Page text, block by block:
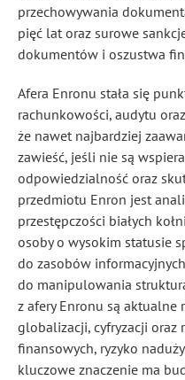
przechowywania
pięć lat oraz surowe
dokumentów i oszustwa
Afera Enronu stała się
rachunkowości, audytu
że nawet najbardziej
zawieść, jeśli nie są
odpowiedzialność oraz
przedmiotu Enron jest
przestępczości białych
osoby o wysokim statusie
do zasobów
do manipulowania
z afery Enronu są aktualne
globalizacji, cyfryzacji oraz
finansowych, ryzyko
kluczowe znaczenie ma